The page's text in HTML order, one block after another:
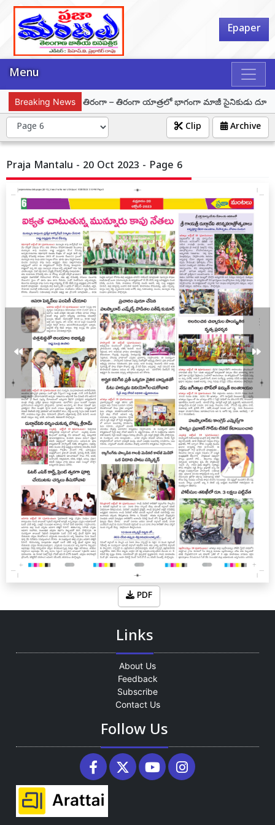
Epaper
Menu
Breaking News
హర్ ఘర్ తిరంగా – తిరంగా యాత్రలో భాగంగా మాజీ సైనికుడు దూరిశెట్టి
Archive
Clip
Praja Mantalu - 20 Oct 2023 - Page 6
PDF
Links
About Us
Feedback
Subscribe
Contact Us
Follow Us